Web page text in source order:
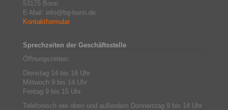
53175 Bonn
E-Mail: info@bg-bonn.de
Kontaktformular
Sprechzeiten der Geschäftsstelle
Öffnungszeiten:
Dienstag 14 bis 18 Uhr
Mittwoch 9 bis 14 Uhr
Freitag 9 bis 15 Uhr
Telefonisch wie oben und außerdem Donnerstag 9 bis 14 Uhr